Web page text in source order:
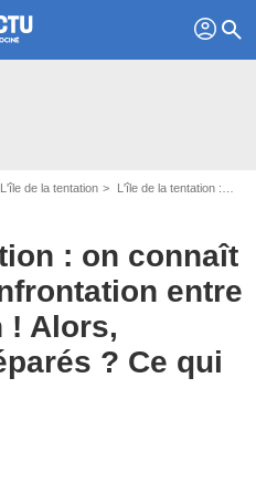
profil search
L'île de la tentation L'île de la tentation : on connaît l'issue de la confrontation entre Tino et Laureen ! Alors, ensemble ou séparés ? Ce qui vous attend
: on connaît
entre
! Alors,
? Ce qui